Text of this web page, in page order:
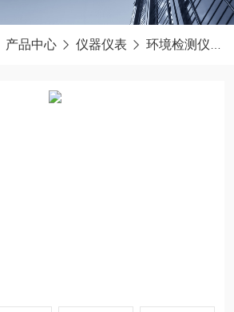
产品中心 仪器仪表 环境检测仪器